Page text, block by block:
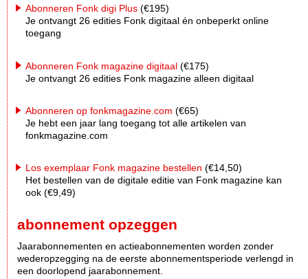
Abonneren Fonk digi Plus (€195)
Je ontvangt 26 edities Fonk digitaal én onbeperkt online
toegang
Abonneren Fonk magazine digitaal (€175)
Je ontvangt 26 edities Fonk magazine alleen digitaal
Abonneren op fonkmagazine.com (€65)
Je hebt een jaar lang toegang tot alle artikelen van
fonkmagazine.com
Los exemplaar Fonk magazine bestellen (€14,50)
Het bestellen van de digitale editie van Fonk magazine kan
ook (€9,49)
abonnement opzeggen
Jaarabonnementen en actieabonnementen worden zonder
wederopzegging na de eerste abonnementsperiode verlengd in
een doorlopend jaarabonnement.